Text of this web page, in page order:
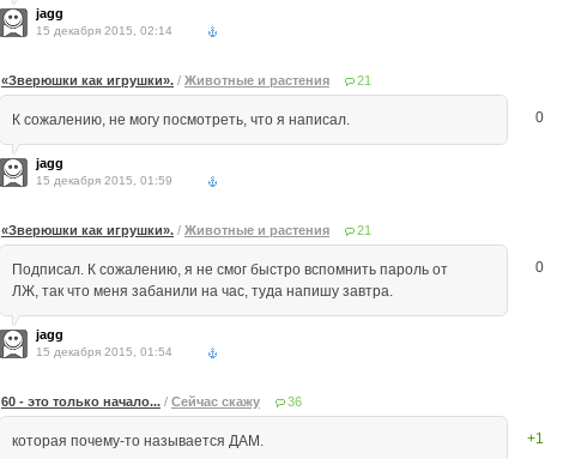
jagg
15 декабря 2015, 02:14
«Зверюшки как игрушки». / Животные и растения 21
0
К сожалению, не могу посмотреть, что я написал.
jagg
15 декабря 2015, 01:59
«Зверюшки как игрушки». / Животные и растения 21
0
Подписал. К сожалению, я не смог быстро вспомнить пароль от
ЛЖ, так что меня забанили на час, туда напишу завтра.
jagg
15 декабря 2015, 01:54
60 - это только начало... / Сейчас скажу 36
+1
которая почему-то называется ДАМ.